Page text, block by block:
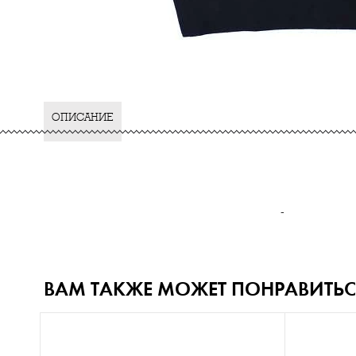
ОПИСАНИЕ
-
ВАМ ТАКЖЕ МОЖЕТ